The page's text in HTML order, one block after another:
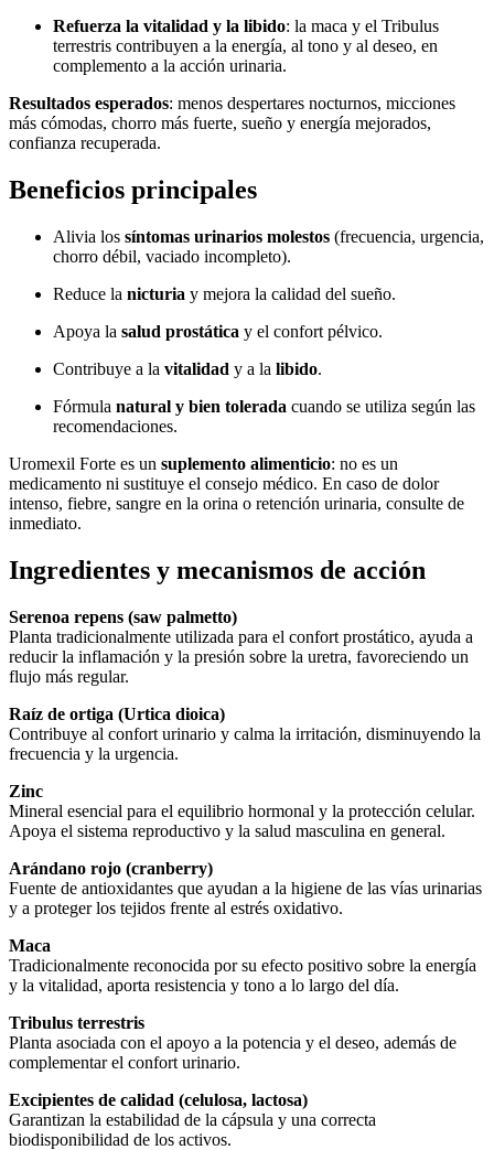
Refuerza la vitalidad y la libido: la maca y el Tribulus
terrestris contribuyen a la energía, al tono y al deseo, en
complemento a la acción urinaria.
Resultados esperados: menos despertares nocturnos, micciones
más cómodas, chorro más fuerte, sueño y energía mejorados,
confianza recuperada.
Beneficios principales
Alivia los síntomas urinarios molestos (frecuencia, urgencia,
chorro débil, vaciado incompleto).
Reduce la nicturia y mejora la calidad del sueño.
Apoya la salud prostática y el confort pélvico.
Contribuye a la vitalidad y a la libido.
Fórmula natural y bien tolerada cuando se utiliza según las
recomendaciones.
Uromexil Forte es un suplemento alimenticio: no es un
medicamento ni sustituye el consejo médico. En caso de dolor
intenso, fiebre, sangre en la orina o retención urinaria, consulte de
inmediato.
Ingredientes y mecanismos de acción
Serenoa repens (saw palmetto)
Planta tradicionalmente utilizada para el confort prostático, ayuda a
reducir la inflamación y la presión sobre la uretra, favoreciendo un
flujo más regular.
Raíz de ortiga (Urtica dioica)
Contribuye al confort urinario y calma la irritación, disminuyendo la
frecuencia y la urgencia.
Zinc
Mineral esencial para el equilibrio hormonal y la protección celular.
Apoya el sistema reproductivo y la salud masculina en general.
Arándano rojo (cranberry)
Fuente de antioxidantes que ayudan a la higiene de las vías urinarias
y a proteger los tejidos frente al estrés oxidativo.
Maca
Tradicionalmente reconocida por su efecto positivo sobre la energía
y la vitalidad, aporta resistencia y tono a lo largo del día.
Tribulus terrestris
Planta asociada con el apoyo a la potencia y el deseo, además de
complementar el confort urinario.
Excipientes de calidad (celulosa, lactosa)
Garantizan la estabilidad de la cápsula y una correcta
biodisponibilidad de los activos.